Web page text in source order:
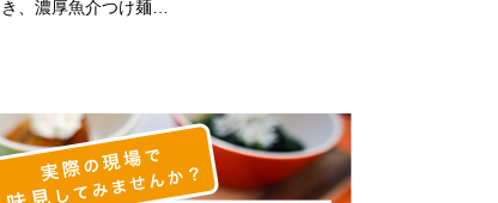
き、濃厚魚介つけ麺…